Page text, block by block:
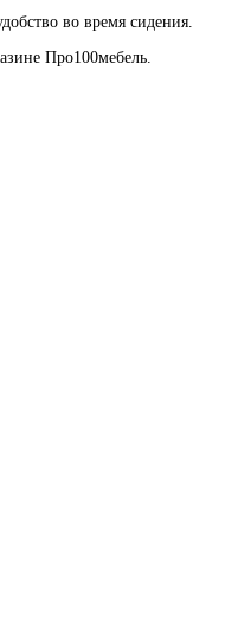
во время сидения.
Про100мебель.